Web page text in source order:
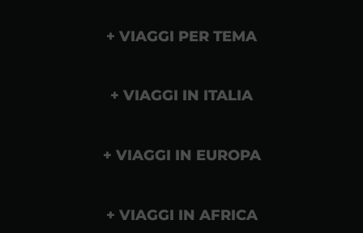
VIAGGI PER TEMA
VIAGGI IN ITALIA
VIAGGI IN EUROPA
VIAGGI IN AFRICA